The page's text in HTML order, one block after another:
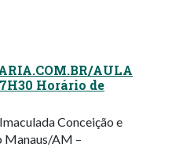
AULA
Horário de
Conceição e
Manaus/AM –